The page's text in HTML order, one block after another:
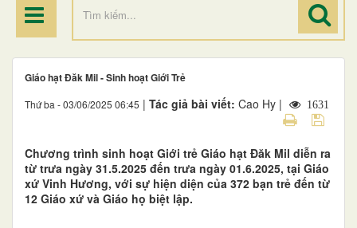
Giáo hạt Đăk Mil - Sinh hoạt Giới Trẻ
Thứ ba - 03/06/2025 06:45 | Tác giả bài viết: Cao Hy | 1631
Chương trình sinh hoạt Giới trẻ Giáo hạt Đăk Mil diễn ra
từ trưa ngày 31.5.2025 đến trưa ngày 01.6.2025, tại Giáo
xứ Vinh Hương, với sự hiện diện của 372 bạn trẻ đến từ
12 Giáo xứ và Giáo họ biệt lập.